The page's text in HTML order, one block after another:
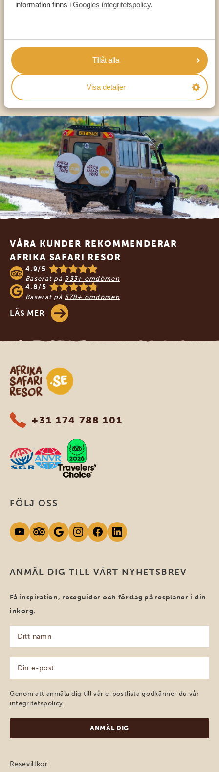
information finns i Googles integritetspolicy.
Tillåt alla
Visa detaljer
VÅRA SPECIALISTER FINNS HÄR FÖR ATT
+31 174 788 101
OLIKA LÄNDER
Footer
VÅRA KUNDER REKOMMENDERAR
AFRIKA SAFARI RESOR
4.9/5
Baserat på 933+ omdömen
4.8/5
Baserat på 578+ omdömen
LÄS MER
Safari-resor i Afrika
+31 174 788 101
ANMÄL DIG TILL VÅRT NYHETSBREV
Få inspiration, reseguider och förslag på resplaner i din
inkorg.
namn
(Obligatoriskt)
post
(Obligatoriskt)
Genom att anmäla dig till vår e-postlista godkänner du vår
integritetspolicy
FÖLJ OSS
Resevillkor